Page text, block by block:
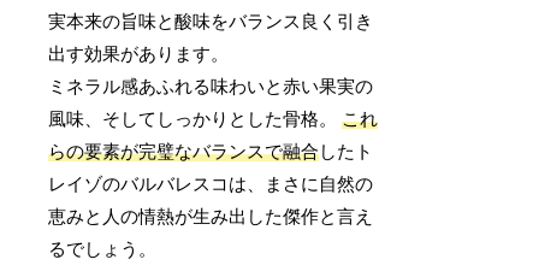
実本来の旨味と酸味をバランス良く引き
出す効果があります。
ミネラル感あふれる味わいと赤い果実の
風味、そしてしっかりとした骨格。これ
らの要素が完璧なバランスで融合したト
レイゾのバルバレスコは、まさに自然の
恵みと人の情熱が生み出した傑作と言え
るでしょう。